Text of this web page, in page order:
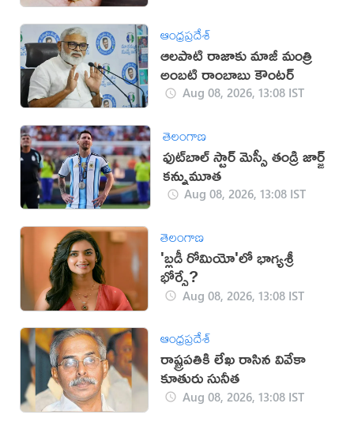
ఆంధ్రప్రదేశ్
ఆలపాటి రాజాకు మాజీ మంత్రి
అంబటి రాంబాబు కౌంటర్‌
Aug 08, 2026, 13:08 IST
తెలంగాణ
ఫుట్‌బాల్ స్టార్ మెస్సీ తండ్రి జార్జ్
కన్నుమూత
Aug 08, 2026, 13:08 IST
తెలంగాణ
'బ్లడీ రోమియో'లో భాగ్యశ్రీ
భోర్సే?
Aug 08, 2026, 13:08 IST
ఆంధ్రప్రదేశ్
రాష్ట్రపతికి లేఖ రాసిన వివేకా
కూతురు సునీత
Aug 08, 2026, 13:08 IST